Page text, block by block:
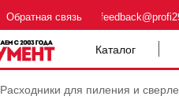
Обратная связь
Каталог
Расходники для пиления и